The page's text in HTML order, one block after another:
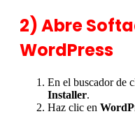
2) Abre
WordPress
En el buscador de
Installer.
Haz clic en